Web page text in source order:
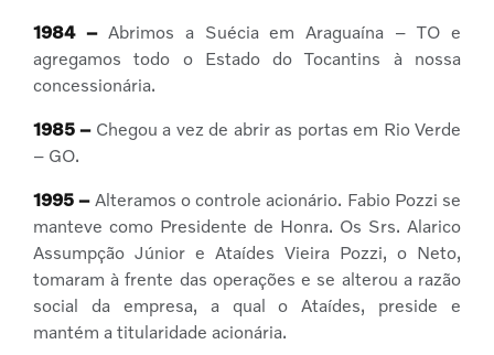
1984 –Abrimos a Suécia em Araguaína – TO e
agregamos todo o Estado do Tocantins à nossa
concessionária.
1985 –Chegou a vez de abrir as portas em Rio Verde
– GO.
1995 –Alteramos o controle acionário. Fabio Pozzi se
manteve como Presidente de Honra. Os Srs. Alarico
Assumpção Júnior e Ataídes Vieira Pozzi, o Neto,
tomaram à frente das operações e se alterou a razão
social da empresa, a qual o Ataídes, preside e
mantém a titularidade acionária.